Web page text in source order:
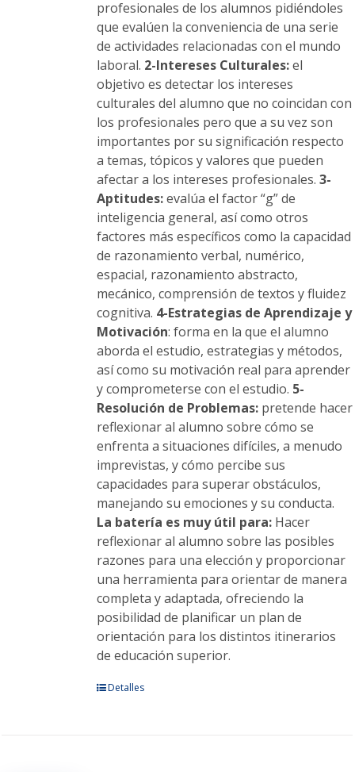
profesionales de los alumnos pidiéndoles
que evalúen la conveniencia de una serie
de actividades relacionadas con el mundo
laboral. 2-Intereses Culturales:el
objetivo es detectar los intereses
culturales del alumno que no coincidan con
los profesionales pero que a su vez son
importantes por su significación respecto
a temas, tópicos y valores que pueden
afectar a los intereses profesionales. 3-
Aptitudes:evalúa el factor “g” de
inteligencia general, así como otros
factores más específicos como la capacidad
de razonamiento verbal, numérico,
espacial, razonamiento abstracto,
mecánico, comprensión de textos y fluidez
cognitiva. 4-Estrategias de Aprendizaje y
Motivación: forma en la que el alumno
aborda el estudio, estrategias y métodos,
así como su motivación real para aprender
y comprometerse con el estudio. 5-
Resolución de Problemas:pretende hacer
reflexionar al alumno sobre cómo se
enfrenta a situaciones difíciles, a menudo
imprevistas, y cómo percibe sus
capacidades para superar obstáculos,
manejando su emociones y su conducta.
La batería es muy útil para:Hacer
reflexionar al alumno sobre las posibles
razones para una elección y proporcionar
una herramienta para orientar de manera
completa y adaptada, ofreciendo la
posibilidad de planificar un plan de
orientación para los distintos itinerarios
de educación superior.
Detalles